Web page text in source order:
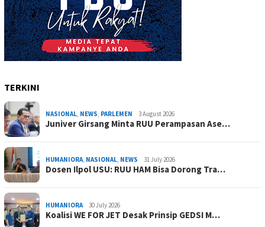
TERKINI
NASIONAL, NEWS, PARLEMEN 3 August 2026
Juniver Girsang Minta RUU Perampasan Ase…
HUMANIORA, NASIONAL, NEWS 31 July 2026
Dosen Ilpol USU: RUU HAM Bisa Dorong Tra…
HUMANIORA 30 July 2026
Koalisi WE FOR JET Desak Prinsip GEDSI M…